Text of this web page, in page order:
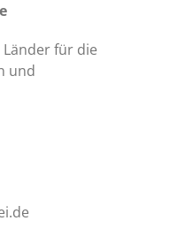
für die
und